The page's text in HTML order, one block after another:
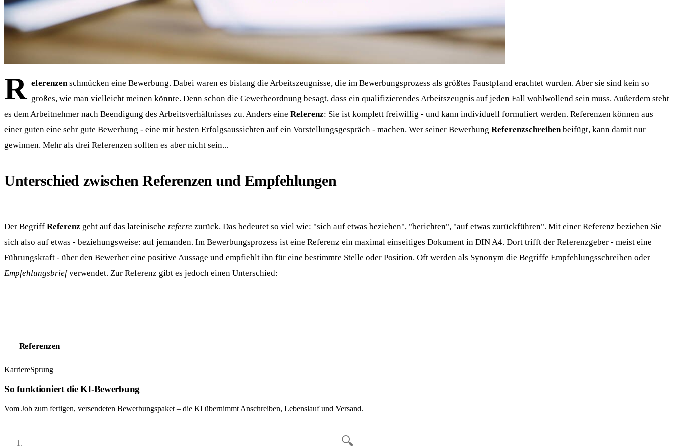
R eferenzenschmücken eine Bewerbung. Dabei waren es bislang die Arbeitszeugnisse, die im Bewerbungsprozess als größtes Faustpfand erachtet wurden. Aber sie sind kein so
großes, wie man vielleicht meinen könnte. Denn schon die Gewerbeordnung besagt, dass ein qualifizierendes Arbeitszeugnis auf jeden Fall wohlwollend sein muss. Außerdem steht
es dem Arbeitnehmer nach Beendigung des Arbeitsverhältnisses zu. Anders eine Referenz: Sie ist komplett freiwillig - und kann individuell formuliert werden. Referenzen können aus
einer guten eine sehr gute Bewerbung - eine mit besten Erfolgsaussichten auf ein Vorstellungsgespräch - machen. Wer seiner Bewerbung Referenzschreiben beifügt, kann damit nur
gewinnen. Mehr als drei Referenzen sollten es aber nicht sein...
Unterschied zwischen Referenzen und Empfehlungen
Der Begriff Referenz geht auf das lateinische referre zurück. Das bedeutet so viel wie: "sich auf etwas beziehen", "berichten", "auf etwas zurückführen". Mit einer Referenz beziehen Sie
sich also auf etwas - beziehungsweise: auf jemanden. Im Bewerbungsprozess ist eine Referenz ein maximal einseitiges Dokument in DIN A4. Dort trifft der Referenzgeber - meist eine
Führungskraft - über den Bewerber eine positive Aussage und empfiehlt ihn für eine bestimmte Stelle oder Position. Oft werden als Synonym die Begriffe Empfehlungsschreiben oder
Empfehlungsbriefverwendet. Zur Referenz gibt es jedoch einen Unterschied:
Referenzen
KarriereSprung
So funktioniert die KI-Bewerbung
Vom Job zum fertigen, versendeten Bewerbungspaket – die KI übernimmt Anschreiben, Lebenslauf und Versand.
🔍